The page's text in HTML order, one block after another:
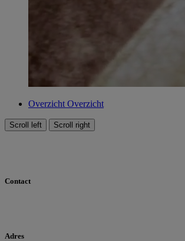
Overzicht Overzicht
Scroll left Scroll right
Contact
Adres